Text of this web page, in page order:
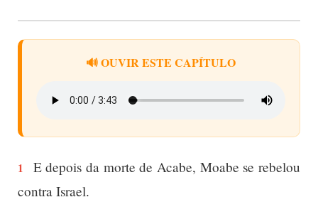
🔊 OUVIR ESTE CAPÍTULO
1
E depois da morte de Acabe, Moabe se rebelou
contra Israel.